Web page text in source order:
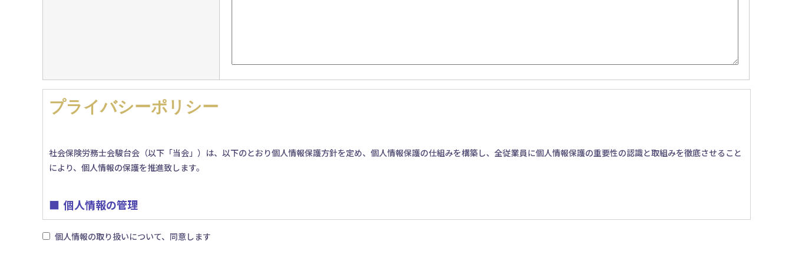
プライバシーポリシー
社会保険労務士会駿台会（以下「当会」）は、以下のとおり個人情報保護方針を定め、個人情報保護の仕組みを構築し、全従業員に個人情報保護の重要性の認識と取組みを徹底させること
により、個人情報の保護を推進致します。
個人情報の管理
個人情報の取り扱いについて、同意します